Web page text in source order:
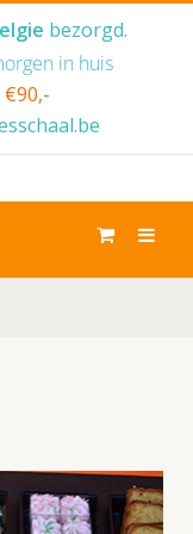
bezorgd.
in huis
€90,-